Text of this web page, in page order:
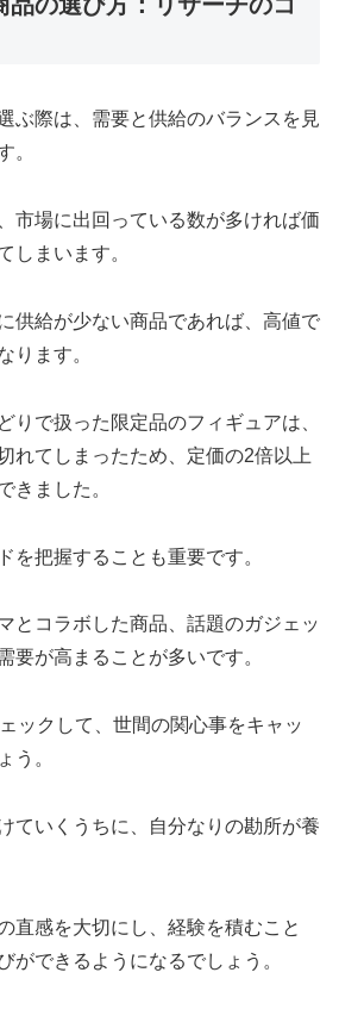
ぶ際は、需要と供給のバランスを見
。
市場に出回っている数が多ければ価
しまいます。
供給が少ない商品であれば、高値で
ります。
りで扱った限定品のフィギュアは、
れてしまったため、定価の2倍以上
きました。
を把握することも重要です。
とコラボした商品、話題のガジェッ
要が高まることが多いです。
ックして、世間の関心事をキャッ
う。
ていくうちに、自分なりの勘所が養
直感を大切にし、経験を積むこと
ができるようになるでしょう。